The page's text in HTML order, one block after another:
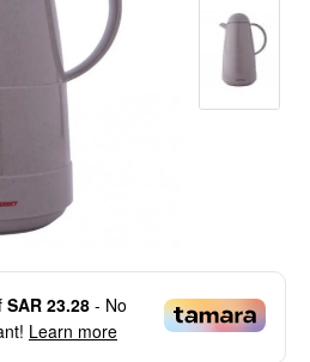
SAR 23.28 - No
Learn more